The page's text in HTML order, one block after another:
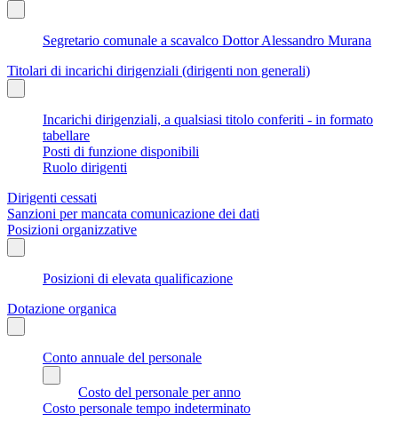
Segretario comunale a scavalco Dottor Alessandro Murana
Titolari di incarichi dirigenziali (dirigenti non generali)
Incarichi dirigenziali, a qualsiasi titolo conferiti - in formato
tabellare
Posti di funzione disponibili
Ruolo dirigenti
Dirigenti cessati
Sanzioni per mancata comunicazione dei dati
Posizioni organizzative
Posizioni di elevata qualificazione
Dotazione organica
Conto annuale del personale
Costo del personale per anno
Costo personale tempo indeterminato